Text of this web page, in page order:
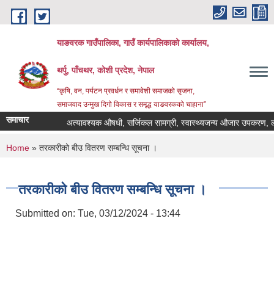
Skip to main content
याङवरक गाउँपालिका, गाउँ कार्यपालिकाको कार्यालय,
थर्पु, पाँचथर, कोशी प्रदेश, नेपाल
“कृषि, वन, पर्यटन प्रवर्धन र समावेशी समाजको सृजना,
समाजवाद उन्मुख दिगो विकास र समृद्ध याङवरकको चाहाना”
समाचार अत्यावश्यक औषधी, सर्जिकल सामग्री, स्वास्थ्यजन्य औजार उपकरण,
You are here
Home » तरकारीको बीउ वितरण सम्बन्धि सूचना ।
तरकारीको बीउ वितरण सम्बन्धि सूचना ।
Submitted on: Tue, 03/12/2024 - 13:44